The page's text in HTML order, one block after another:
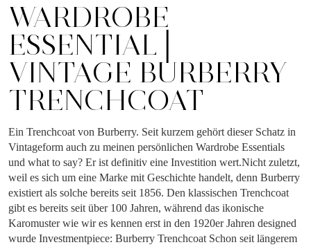
WARDROBE
ESSENTIAL│
VINTAGE BURBERRY
TRENCHCOAT
Ein Trenchcoat von Burberry. Seit kurzem gehört dieser Schatz in
Vintageform auch zu meinen persönlichen Wardrobe Essentials
und what to say? Er ist definitiv eine Investition wert.Nicht zuletzt,
weil es sich um eine Marke mit Geschichte handelt, denn Burberry
existiert als solche bereits seit 1856. Den klassischen Trenchcoat
gibt es bereits seit über 100 Jahren, während das ikonische
Karomuster wie wir es kennen erst in den 1920er Jahren designed
wurde Investmentpiece: Burberry Trenchcoat Schon seit längerem